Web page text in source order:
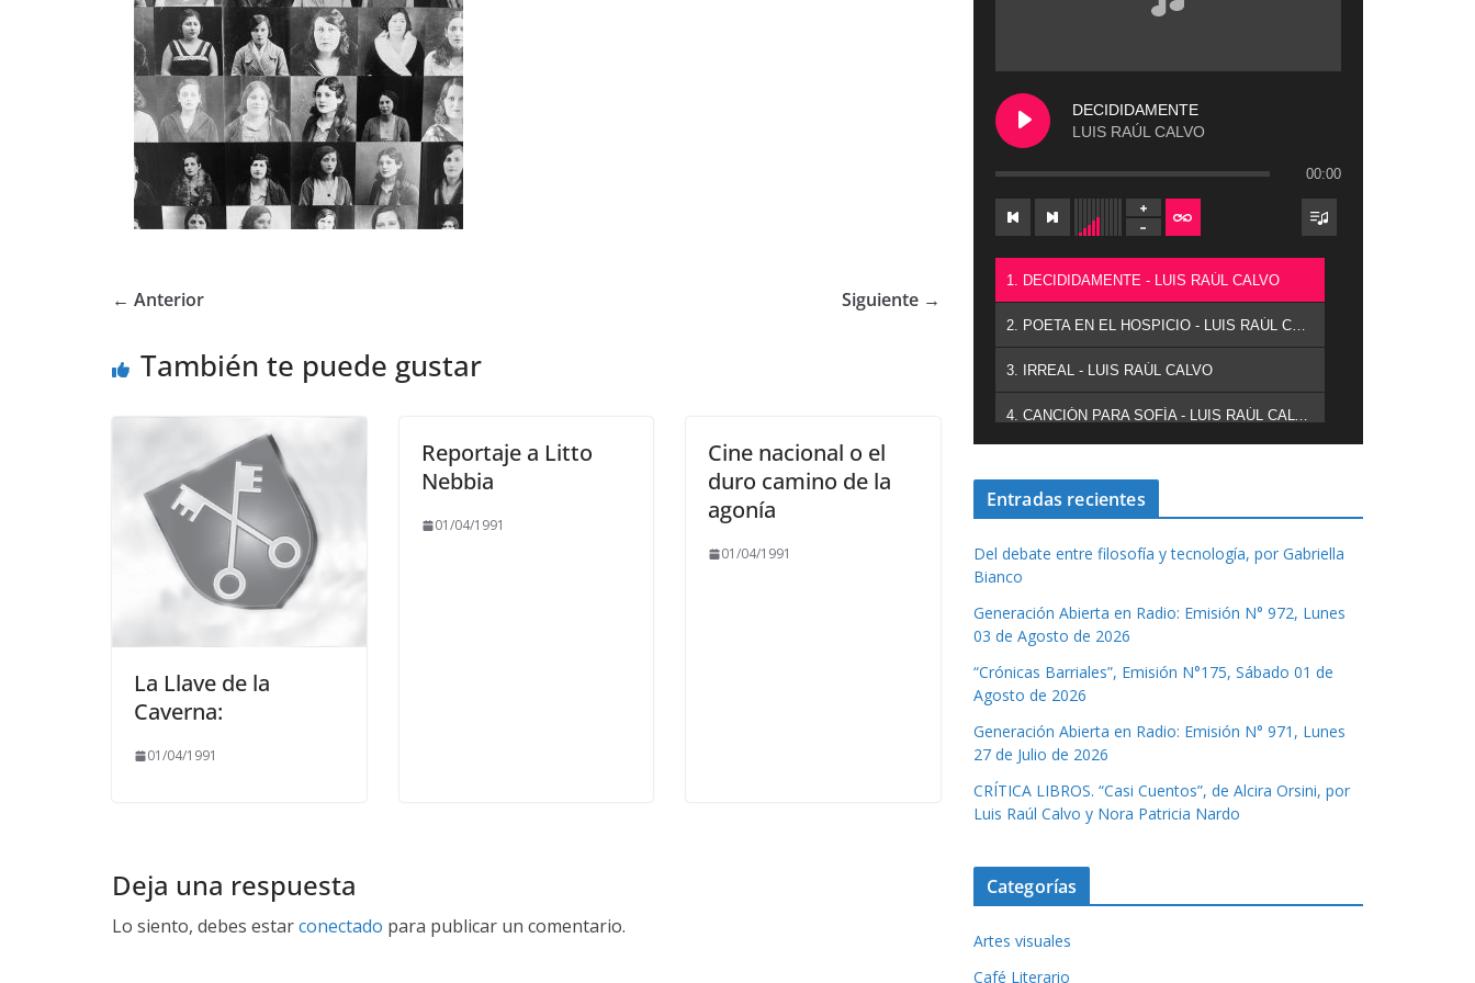
← Anterior Siguiente →
También te puede gustar
La Llave de la
Caverna:
01/04/1991
Reportaje a Litto
Nebbia
01/04/1991
Cine nacional o el
duro camino de la
agonía
01/04/1991
Deja una respuesta
Lo siento, debes estarconectado para publicar un comentario.
DECIDIDAMENTE
LUIS RAÚL CALVO
00:00
1. DECIDIDAMENTE - LUIS RAÚL CALVO
2. POETA EN EL HOSPICIO - LUIS RAÚL CALVO
3. IRREAL - LUIS RAÚL CALVO
Entradas recientes
Del debate entre filosofía y tecnología, por Gabriella
Bianco
Generación Abierta en Radio: Emisión N° 972, Lunes
03 de Agosto de 2026
“Crónicas Barriales”, Emisión N°175, Sábado 01 de
Agosto de 2026
Generación Abierta en Radio: Emisión N° 971, Lunes
27 de Julio de 2026
CRÍTICA LIBROS. “Casi Cuentos”, de Alcira Orsini, por
Luis Raúl Calvo y Nora Patricia Nardo
Categorías
Artes visuales
Café Literario